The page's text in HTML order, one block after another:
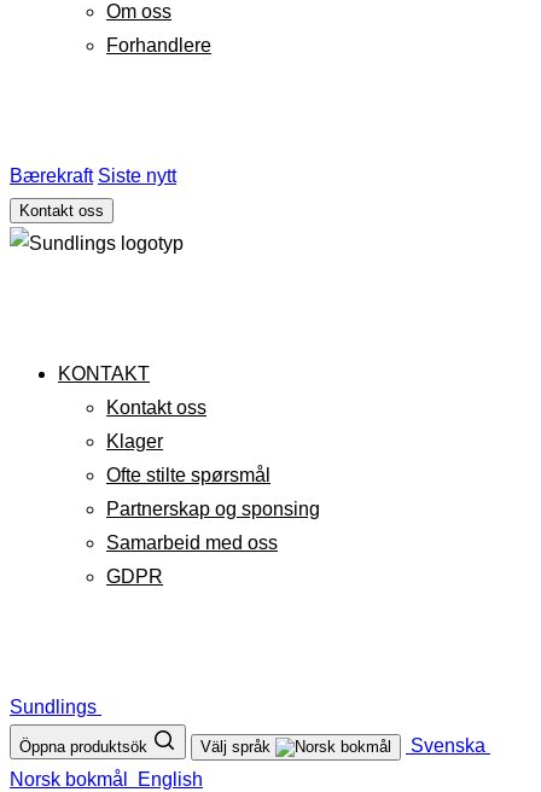
Om oss
Forhandlere
Bærekraft Siste nytt
Kontakt oss
KONTAKT
Kontakt oss
Klager
Ofte stilte spørsmål
Partnerskap og sponsing
Samarbeid med oss
GDPR
Sundlings
Öppna produktsök Välj språk
Svenska
Norsk bokmål
English